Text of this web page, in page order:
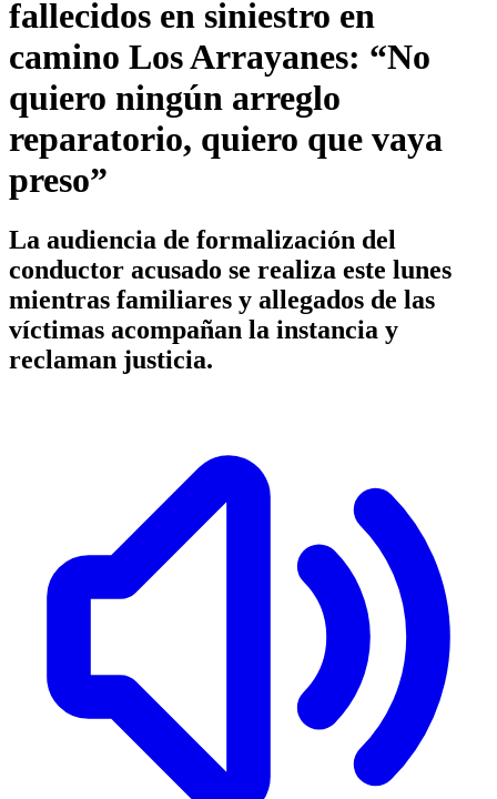
fallecidos en siniestro en
camino Los Arrayanes: “No
quiero ningún arreglo
reparatorio, quiero que vaya
preso”
La audiencia de formalización del
conductor acusado se realiza este lunes
mientras familiares y allegados de las
víctimas acompañan la instancia y
reclaman justicia.